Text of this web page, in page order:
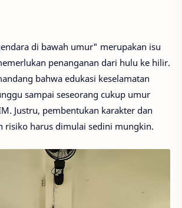
di bawah umur" merupakan isu
penanganan dari hulu ke hilir.
bahwa edukasi keselamatan
sampai seseorang cukup umur
Justru, pembentukan karakter dan
risiko harus dimulai sedini mungkin.